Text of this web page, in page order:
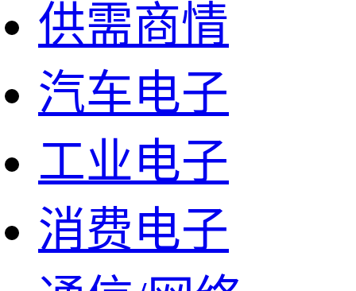
供需商情
汽车电子
工业电子
消费电子